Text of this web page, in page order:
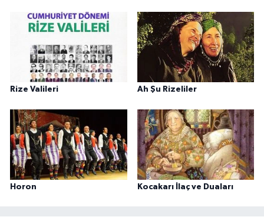
Rize Valileri Ah Şu Rizeliler
Horon Kocakarı İlaç ve Duaları